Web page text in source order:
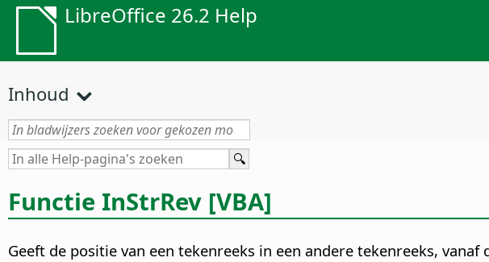
LibreOffice 26.2 Help
Inhoud
Functie InStrRev [VBA]
Geeft de positie van een tekenreeks in een andere tekenreeks,